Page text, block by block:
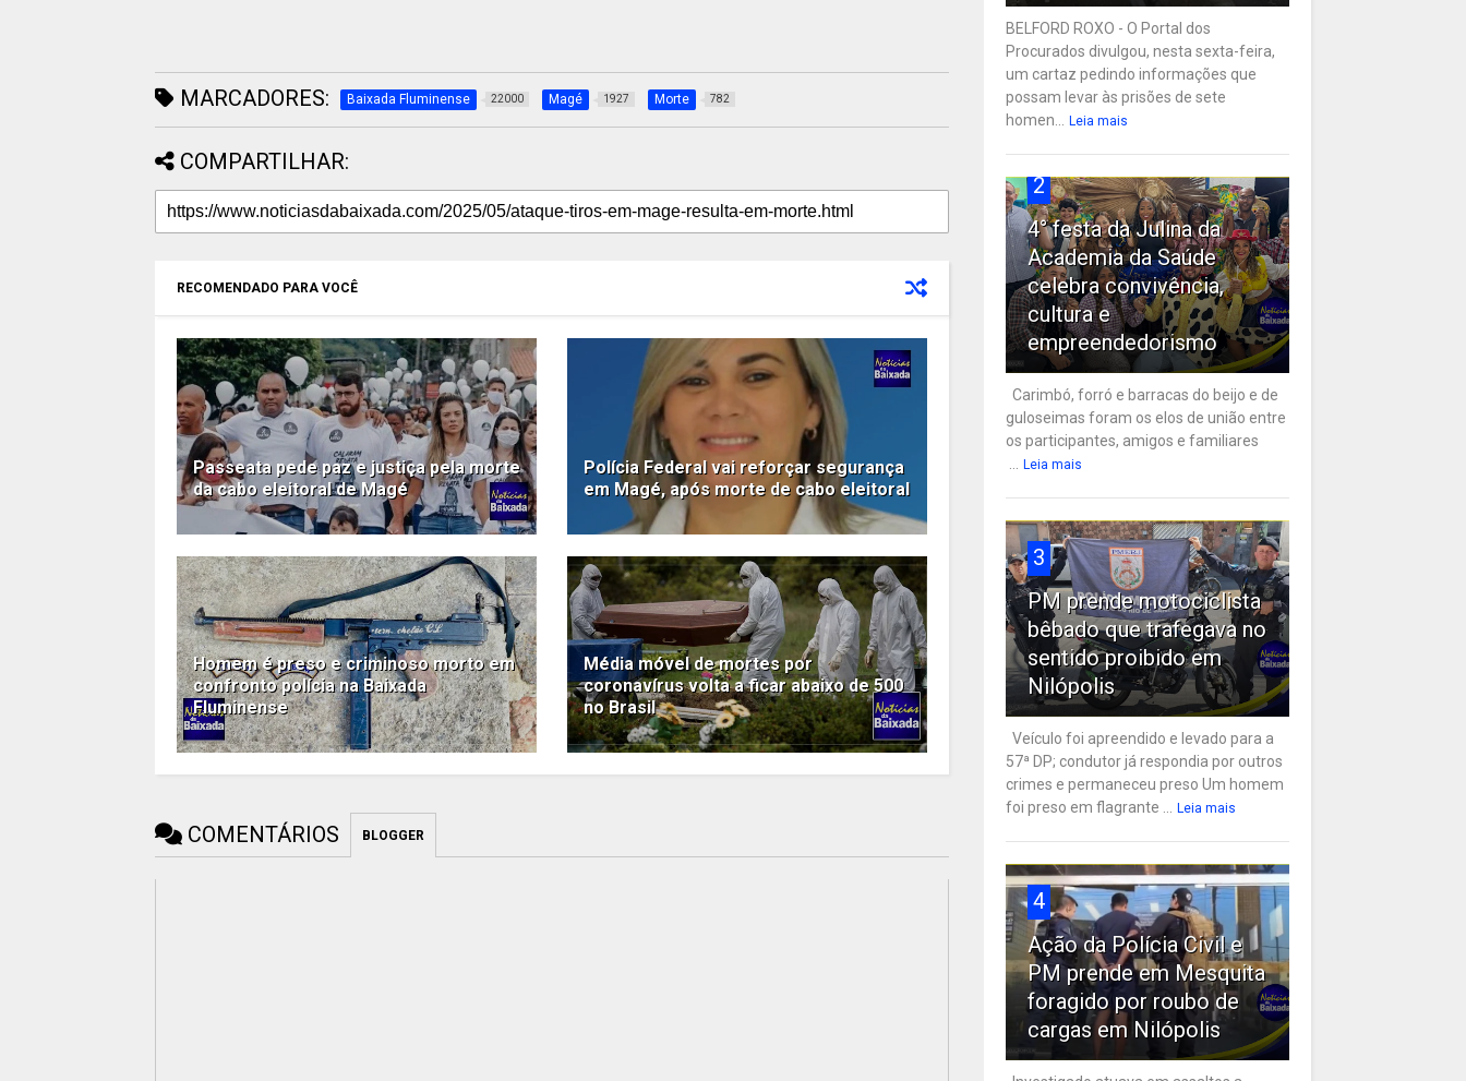
MARCADORES: Baixada Fluminense 22000 Magé 1927 Morte 782
COMPARTILHAR:
RECOMENDADO PARA VOCÊ
Passeata pede paz e justiça pela morte
da cabo eleitoral de Magé
Polícia Federal vai reforçar segurança
em Magé, após morte de cabo eleitoral
Homem é preso e criminoso morto em
confronto polícia na Baixada
Fluminense
Média móvel de mortes por
coronavírus volta a ficar abaixo de 500
no Brasil
COMENTÁRIOS BLOGGER
BELFORD ROXO - O Portal dos
Procurados divulgou, nesta sexta-feira,
um cartaz pedindo informações que
possam levar às prisões de sete
homen... Leia mais
2
4° festa da Julina da
Academia da Saúde
celebra convivência,
cultura e
empreendedorismo
Carimbó, forró e barracas do beijo e de
guloseimas foram os elos de união entre
os participantes, amigos e familiares
... Leia mais
3
PM prende motociclista
bêbado que trafegava no
sentido proibido em
Nilópolis
Veículo foi apreendido e levado para a
57ª DP; condutor já respondia por outros
crimes e permaneceu preso Um homem
foi preso em flagrante ... Leia mais
4
Ação da Polícia Civil e
PM prende em Mesquita
foragido por roubo de
cargas em Nilópolis